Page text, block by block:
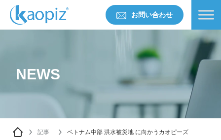
お問い合わせ
NEWS
記事 ベトナム中部 洪水被災地 に向かうカオピーズ